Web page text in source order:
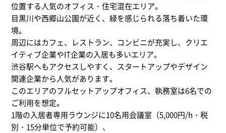
位置する人気のオフィス・住宅混在エリア。
目黒川や西郷山公園が近く、緑を感じられる落ち着いた環
境。
周辺にはカフェ、レストラン、コンビニが充実し、クリエ
イティブ企業やIT企業の入居も多いエリア。
渋谷駅へもアクセスしやすく、スタートアップやデザイン
関連企業から人気があります。
このエリアのフルセットアップオフィス、執務室は6名での
ご利用を想定。
1階の入居者専用ラウンジに10名用会議室（5,000円/h・税
別・15分単位で予約可能）、